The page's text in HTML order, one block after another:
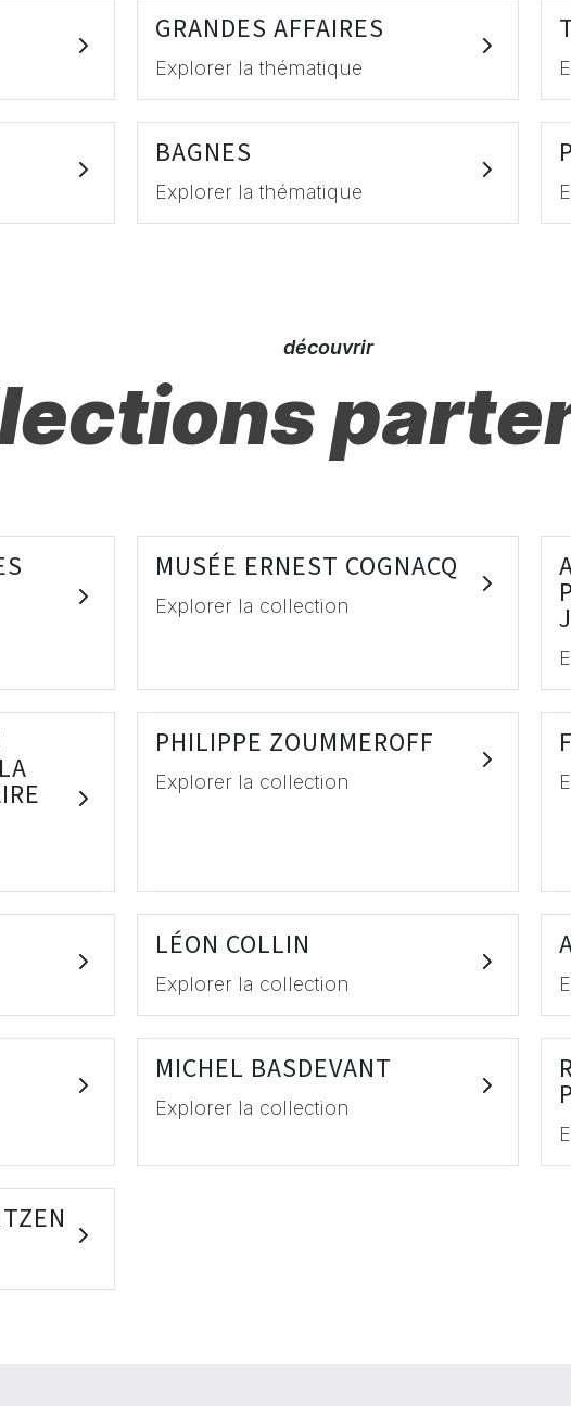
GRANDES AFFAIRES
Explorer la thématique
BAGNES
Explorer la thématique
découvrir
MUSÉE ERNEST COGNACQ
Explorer la collection
PHILIPPE ZOUMMEROFF
Explorer la collection
LÉON COLLIN
Explorer la collection
MICHEL BASDEVANT
Explorer la collection